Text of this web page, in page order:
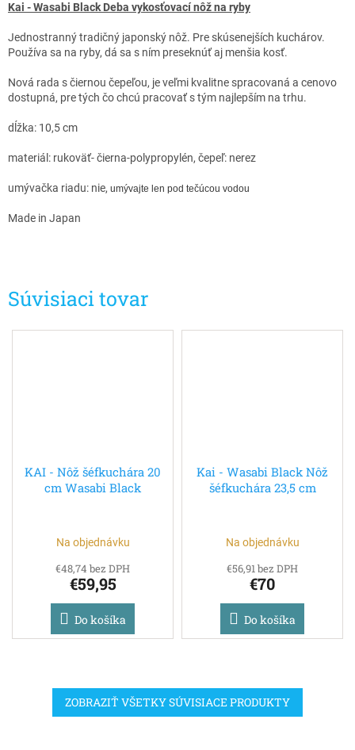
Súvisiaci tovar
KAI - Nôž šéfkuchára 20
cm Wasabi Black
Na objednávku
€48,74 bez DPH
€59,95
Do košíka
Kai - Wasabi Black Nôž
šéfkuchára 23,5 cm
Na objednávku
€56,91 bez DPH
€70
Do košíka
ZOBRAZIŤ VŠETKY SÚVISIACE PRODUKTY
Kai - Wasabi Black Deba vykosťovací nôž na ryby
Jednostranný tradičný japonský nôž. Pre skúsenejších kuchárov.
Používa sa na ryby, dá sa s ním preseknúť aj menšia kosť.
Nová rada s čiernou čepeľou, je veľmi kvalitne spracovaná a cenovo
dostupná, pre tých čo chcú pracovať s tým najlepším na trhu.
dĺžka: 10,5 cm
materiál: rukoväť- čierna-polypropylén, čepeľ: nerez
umývačka riadu: nie, umývajte len pod tečúcou vodou
Made in Japan